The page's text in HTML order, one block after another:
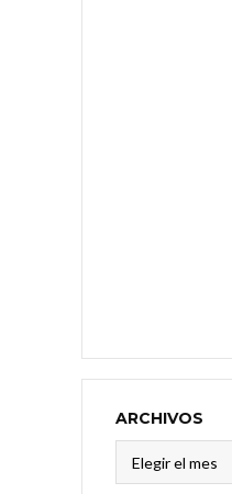
ARCHIVOS